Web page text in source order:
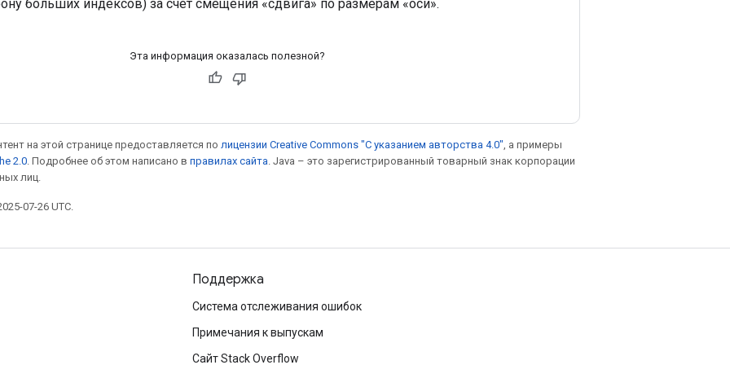
больших индексов) за счет смещения «сдвига» по размерам «оси».
Эта информация оказалась полезной?
на этой странице предоставляется по лицензии Creative Commons "С указанием авторства 4.0" , а примеры
2.0 . Подробнее об этом написано в правилах сайта . Java – это зарегистрированный товарный знак корпорации
лиц.
07-26 UTC.
Поддержка
Система отслеживания ошибок
Примечания к выпускам
Сайт Stack Overflow